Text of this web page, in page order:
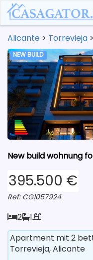
Alicante > Torrevieja >
NEW BUILD
New build wohnung
395.500 €
Ref: CG1057924
2 1
Apartment mit 2
Torrevieja, Alicante